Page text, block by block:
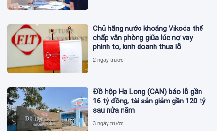
Chủ hãng nước khoáng Vikoda thế
chấp văn phòng giữa lúc nợ vay
phình to, kinh doanh thua lỗ
2 ngày trước
Đồ hộp Hạ Long (CAN) báo lỗ gần
16 tỷ đồng, tài sản giảm gần 120 tỷ
sau nửa năm
3 ngày trước